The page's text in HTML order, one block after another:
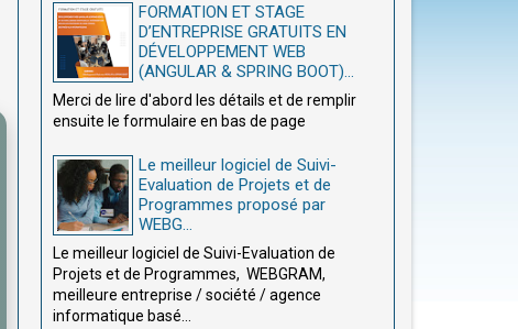
FORMATION ET STAGE
D’ENTREPRISE GRATUITS EN
DÉVELOPPEMENT WEB
(ANGULAR & SPRING BOOT)...
Merci de lire d'abord les détails et de remplir
ensuite le formulaire en bas de page
Le meilleur logiciel de Suivi-
Evaluation de Projets et de
Programmes proposé par
WEBG...
Le meilleur logiciel de Suivi-Evaluation de
Projets et de Programmes, WEBGRAM,
meilleure entreprise / société / agence
informatique basé...